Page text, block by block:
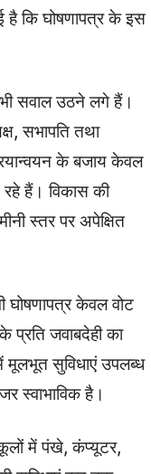
है कि घोषणापत्र के इस
भी सवाल उठने लगे हैं।
सभापति तथा
के बजाय केवल
हैं। विकास की
स्तर पर अपेक्षित
घोषणापत्र केवल वोट
प्रति जवाबदेही का
मूलभूत सुविधाएं उपलब्ध
स्वाभाविक है।
में पंखे, कंप्यूटर,